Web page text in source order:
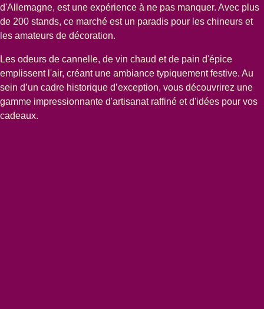
d'Allemagne, est une expérience à ne pas manquer. Avec plus
de 200 stands, ce marché est un paradis pour les chineurs et
les amateurs de décoration.
Les odeurs de cannelle, de vin chaud et de pain d'épice
emplissent l'air, créant une ambiance typiquement festive. Au
sein d’un cadre historique d’exception, vous découvrirez une
gamme impressionnante d'artisanat raffiné et d'idées pour vos
cadeaux.